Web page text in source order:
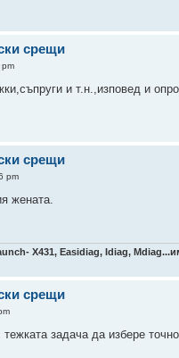
срещи
и т.н.,изповед и
срещи
pm
жената.
Х431, Easidiag, Idiag,
срещи
задача да избере